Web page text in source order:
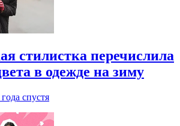
стилистка перечислила
в одежде на зиму
года спустя